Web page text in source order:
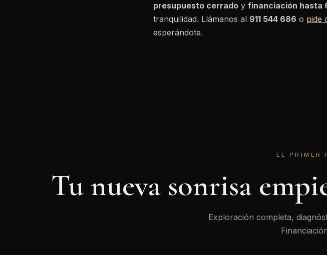
presupuesto cerrado y financiación hasta
tranquilidad. Llámanos al 911 544 686 o pide
esperándote.
EL PRIMER
Tu nueva sonrisa
Exploración completa,